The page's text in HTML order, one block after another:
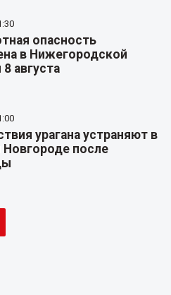
опасность
в Нижегородской
августа
урагана устраняют в
после